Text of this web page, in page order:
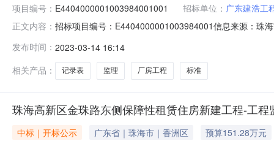
项目编号： E4404000001003984001001 招标单位： 广东建浩工
正文内容： 招标项目编号：E4404000001003984001信息来源：珠
标段名称城市新中心标准厂房工程（一期）监理（第二
发布时间： 2023-03-14 16:14
相关产品：
记录表 监理 厂房工程 标准
珠海高新区金珠路东侧保障性租赁住房新建工程-工
中标｜开标公示 广东省｜珠海市｜香洲区
预算151.28万元